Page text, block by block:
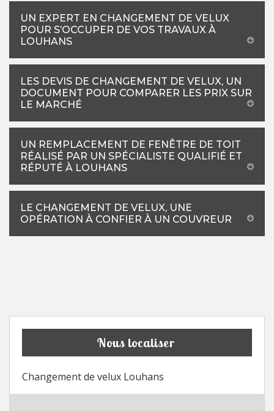
UN EXPERT EN CHANGEMENT DE VELUX
POUR S’OCCUPER DE VOS TRAVAUX À
LOUHANS
LES DEVIS DE CHANGEMENT DE VELUX, UN
DOCUMENT POUR COMPARER LES PRIX SUR
LE MARCHÉ
UN REMPLACEMENT DE FENÊTRE DE TOIT
RÉALISÉ PAR UN SPÉCIALISTE QUALIFIÉ ET
RÉPUTÉ À LOUHANS
LE CHANGEMENT DE VELUX, UNE
OPÉRATION À CONFIER À UN COUVREUR
Nous localiser
Changement de velux Louhans